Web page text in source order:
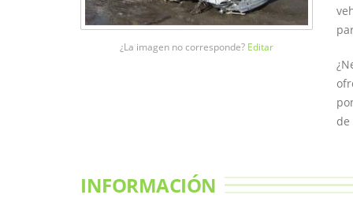
¿La imagen no corresponde? Editar
de
INFORMACIÓN